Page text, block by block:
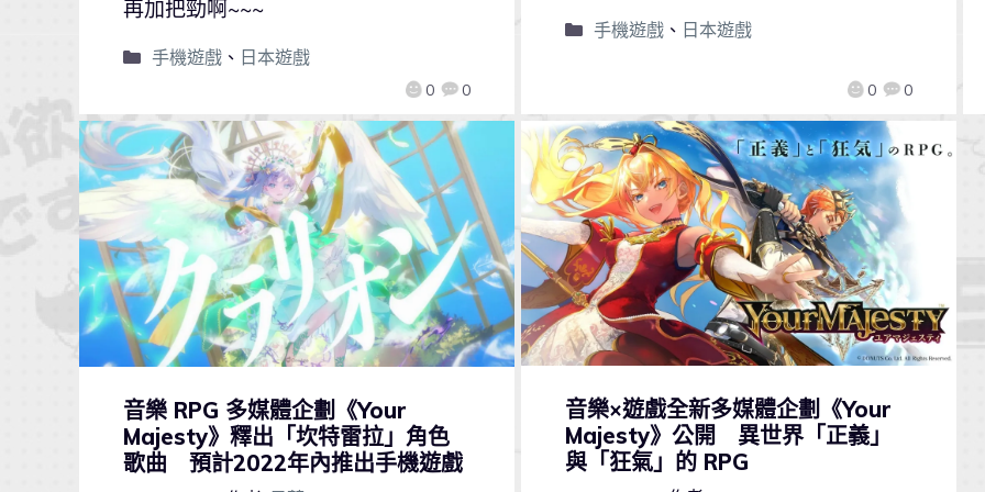
0 0
再加把勁啊~~~
手機遊戲、 日本遊戲
0 0
手機遊戲、 日本遊戲
音樂 RPG 多媒體企劃《Your
Majesty》釋出「坎特雷拉」角色
歌曲 預計2022年內推出手機遊戲
音樂×遊戲全新多媒體企劃《Your
Majesty》公開 異世界「正義」
與「狂氣」的 RPG